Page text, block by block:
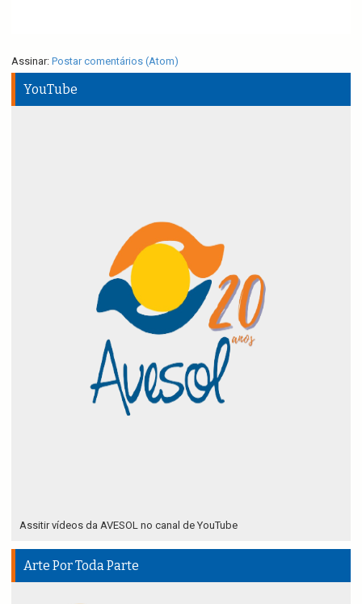
Assinar: Postar comentários (Atom)
YouTube
Assitir vídeos da AVESOL no canal de YouTube
Arte Por Toda Parte